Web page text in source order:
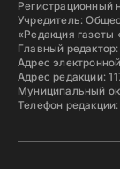
Регистрационный
Учредитель:
«Редакция
Главный
Адрес
Адрес редакции:
Муниципальный
Телефон редакции: